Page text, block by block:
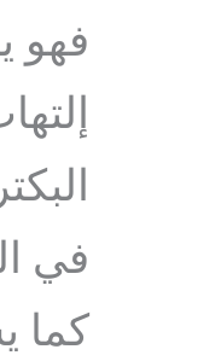
فهو
في
كما